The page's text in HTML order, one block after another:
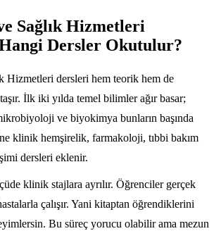
Sağlık Hizmetleri
Dersler Okutulur?
Hizmetleri dersleri hem teorik hem de
İlk iki yılda temel bilimler ağır basar;
ve biyokimya bunların başında
klinik hemşirelik, farmakoloji, tıbbi bakım
dersleri eklenir.
klinik stajlara ayrılır. Öğrenciler gerçek
çalışır. Yani kitaptan öğrendiklerini
Bu süreç yorucu olabilir ama mezun